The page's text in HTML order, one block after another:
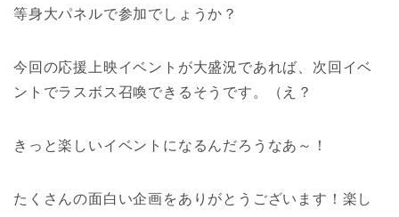
等身大パネルで参加でしょうか？
今回の応援上映イベントが大盛況であれば、次回イベ
ントでラスボス召喚できるそうです。（え？
きっと楽しいイベントになるんだろうなあ～！
たくさんの面白い企画をありがとうございます！楽し